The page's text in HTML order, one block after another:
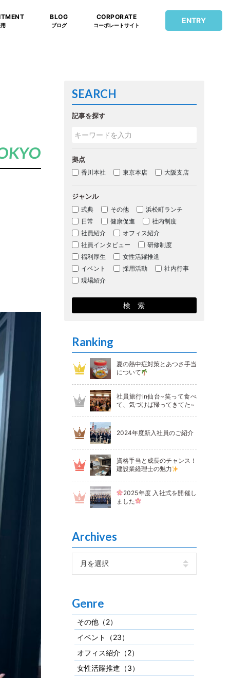
BLOG
ブログ
CORPORATE
コーポレートサイト
ENTRY
SEARCH
記事を探す
拠点
大阪支店
東京本店
香川本社
ジャンル
浜松町ランチ
その他
式典
社内制度
健康促進
日常
オフィス紹介
社員紹介
研修制度
社員インタビュー
女性活躍推進
福利厚生
社内行事
採用活動
イベント
現場紹介
Ranking
夏の熱中症対策とあつさ手当
について
社員旅行in仙台~笑って食べ
て、気づけば帰ってきてた~
2024年度新入社員のご紹介
資格手当と成長のチャンス！
建設業経理士の魅力
2025年度 入社式を開催し
ました
Archives
Genre
その他（2）
イベント（23）
オフィス紹介（2）
女性活躍推進（3）